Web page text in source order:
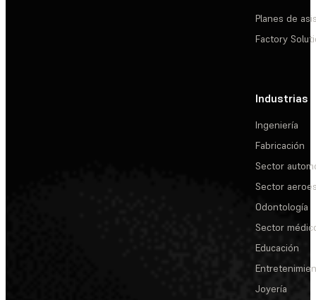
Planes de
Factory
Industrias
Ingeniería
Fabricación
Sector
Sector
Odontología
Sector
Educación
Joyería